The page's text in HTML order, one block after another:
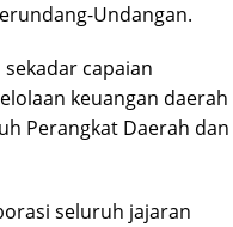
Undangan.
capaian
keuangan daerah
Perangkat Daerah dan
seluruh jajaran